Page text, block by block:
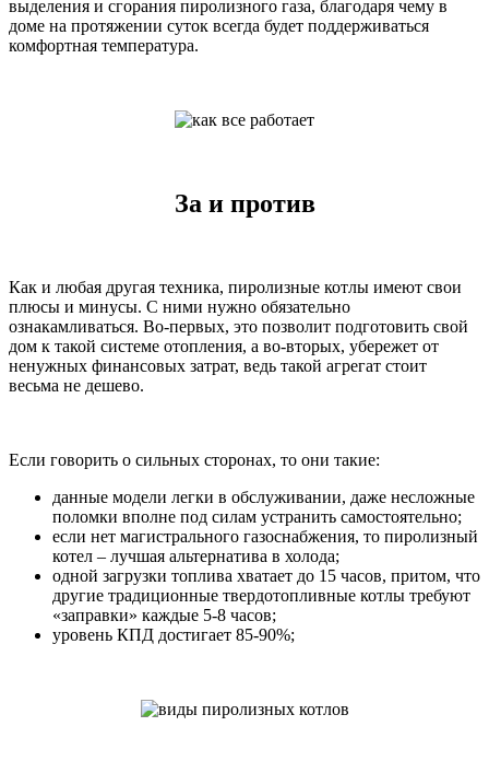
выделения и сгорания пиролизного газа, благодаря чему в
доме на протяжении суток всегда будет поддерживаться
комфортная температура.
За и против
Как и любая другая техника, пиролизные котлы имеют свои
плюсы и минусы. С ними нужно обязательно
ознакамливаться. Во-первых, это позволит подготовить свой
дом к такой системе отопления, а во-вторых, убережет от
ненужных финансовых затрат, ведь такой агрегат стоит
весьма не дешево.
Если говорить о сильных сторонах, то они такие:
данные модели легки в обслуживании, даже несложные
поломки вполне под силам устранить самостоятельно;
если нет магистрального газоснабжения, то пиролизный
котел – лучшая альтернатива в холода;
одной загрузки топлива хватает до 15 часов, притом, что
другие традиционные твердотопливные котлы требуют
«заправки» каждые 5-8 часов;
уровень КПД достигает 85-90%;